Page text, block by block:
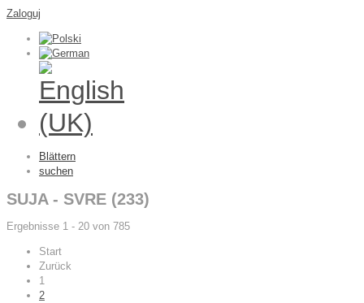
Zaloguj
Blättern
suchen
SUJA - SVRE (233)
Ergebnisse 1 - 20 von 785
Start
Zurück
1
2